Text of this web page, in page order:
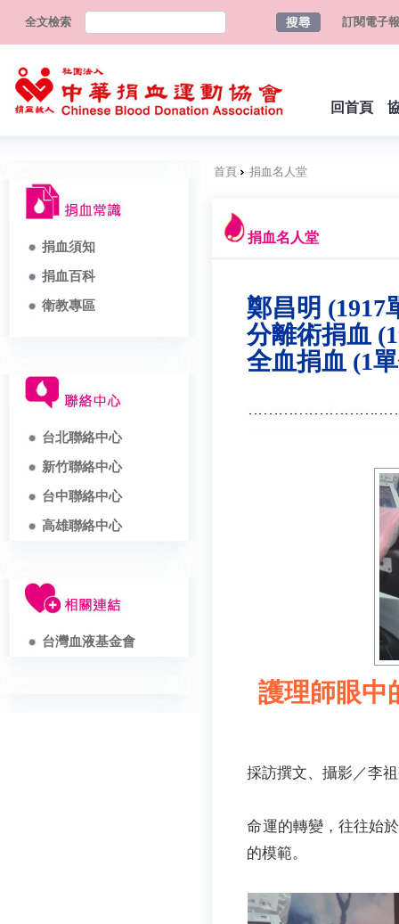
全文檢索 訂閱電子報
回首頁
捐血須知
捐血百科
衛教專區
台北聯絡中心
新竹聯絡中心
台中聯絡中心
高雄聯絡中心
台灣血液基金會
首頁 捐血名人堂
捐血名人堂
鄭昌明 (1917
分離術捐血
全血捐血 (1
護理師眼中
採訪撰文、攝影／李
命運的轉變，往往始
的模範。